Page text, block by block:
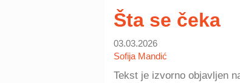
Šta se čeka
03.03.2026
Sofija Mandić
Tekst je izvorno objavljen